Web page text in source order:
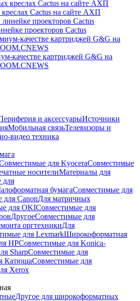
Cactus на сайте АХП
проекторов Cactus
качестве картриджей G&G на
и аксессуарыИсточники
Мобильная связьТелевизоры и
видео техника
для KyoceraСовместимые
носителиМатериалы для
для
бумагаСовместимые для
CanonДля матричных
для OKIСовместимые для
ДругоеСовместимые для
оргтехникиДля
для LexmarkШирокоформатная
HPСовместимые для Konica-
SharpСовместимые для
КатюшаСовместимые для
Xerox
Другое для широкоформатных